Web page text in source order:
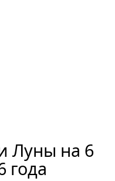
Луны на 6
года